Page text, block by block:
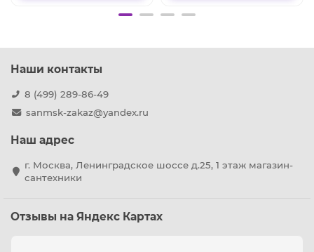
Наши контакты
8 (499) 289-86-49
sanmsk-zakaz@yandex.ru
Наш адрес
г. Москва, Ленинградское шоссе д.25, 1 этаж магазин-
сантехники
Отзывы на Яндекс Картах